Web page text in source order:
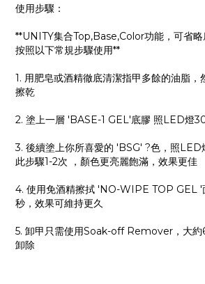
使用步驟：
**UNITY集合Top,Base,Color功能，可省略
按照以下常規步驟使用**
1. 用肥皂或酒精徹底清潔指甲多餘的油脂，
擦乾
2. 塗上一層 'BASE-1 GEL'底膠 照LED燈
3. 後續塗上你所喜愛的 'BSG' ?色，照
此步驟1-2次 ，顏色更亮麗飽滿，效果更佳
4. 使用免酒精擦拭 'NO-WIPE TOP GEL
秒，效果可維持更久
5. 卸甲只需使用Soak-off Remover，大約
卸除